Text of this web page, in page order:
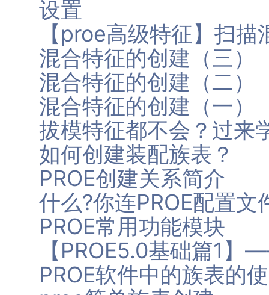
设置
【proe高级特征】扫
混合特征的创建（三）
混合特征的创建（二）
混合特征的创建（一）
拔模特征都不会？过来
如何创建装配族表？
PROE创建关系简介
什么?你连PROE配置文
PROE常用功能模块
【PROE5.0基础篇1
PROE软件中的族表的